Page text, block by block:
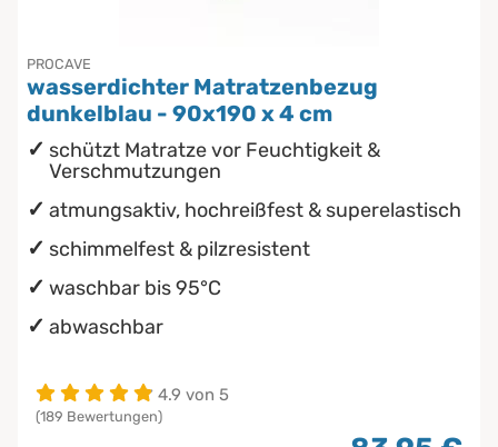
PROCAVE
wasserdichter Matratzenbezug
dunkelblau - 90x190 x 4 cm
schützt Matratze vor Feuchtigkeit &
Verschmutzungen
atmungsaktiv, hochreißfest & superelastisch
schimmelfest & pilzresistent
waschbar bis 95°C
abwaschbar
4.9 von 5
(189 Bewertungen)